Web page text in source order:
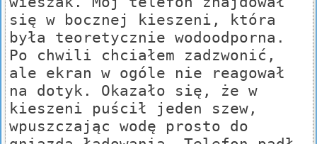
się w bocznej kieszeni, która
była teoretycznie wodoodporna.
Po chwili chciałem zadzwonić,
ale ekran w ogóle nie reagował
na dotyk. Okazało się, że w
kieszeni puścił jeden szew,
wpuszczając wodę prosto do